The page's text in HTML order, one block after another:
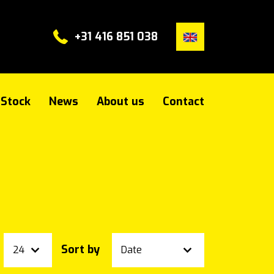
+31 416 851 038
Stock News About us Contact
Sort by